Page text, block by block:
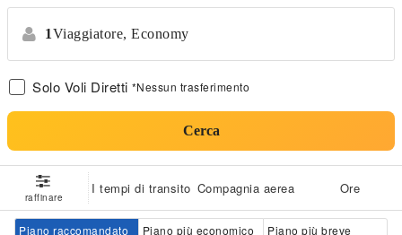
1Viaggiatore, Economy
Solo Voli Diretti *Nessun trasferimento
Cerca
raffinare
I tempi di transito Compagnia aerea Ore
Piano raccomandato Piano più economico Piano più breve